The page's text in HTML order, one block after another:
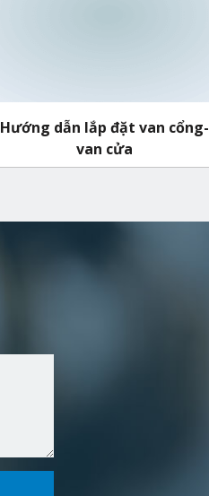
Hướng dẫn lắp đặt van cổng-
van cửa